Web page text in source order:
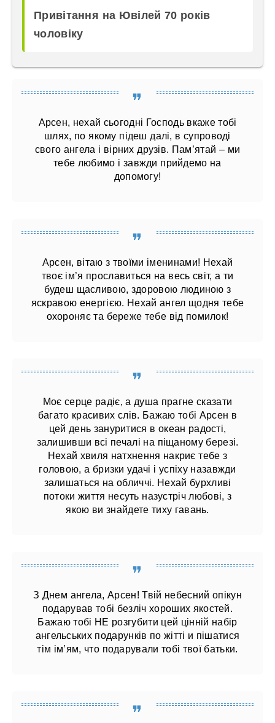
Привітання на Ювілей 70 років
чоловіку
Арсен, нехай сьогодні Господь вкаже тобі
шлях, по якому підеш далі, в супроводі
свого ангела і вірних друзів. Пам’ятай – ми
тебе любимо і завжди прийдемо на
допомогу!
Арсен, вітаю з твоїми іменинами! Нехай
твоє ім’я прославиться на весь світ, а ти
будеш щасливою, здоровою людиною з
яскравою енергією. Нехай ангел щодня тебе
охороняє та береже тебе від помилок!
Моє серце радіє, а душа прагне сказати
багато красивих слів. Бажаю тобі Арсен в
цей день зануритися в океан радості,
залишивши всі печалі на піщаному березі.
Нехай хвиля натхнення накриє тебе з
головою, а бризки удачі і успіху назавжди
залишаться на обличчі. Нехай бурхливі
потоки життя несуть назустріч любові, з
якою ви знайдете тиху гавань.
З Днем ангела, Арсен! Твій небесний опікун
подарував тобі безліч хороших якостей.
Бажаю тобі НЕ розгубити цей цінній набір
ангельських подарунків по жітті и пішатися
тім ім’ям, что подарували тобі твої батьки.